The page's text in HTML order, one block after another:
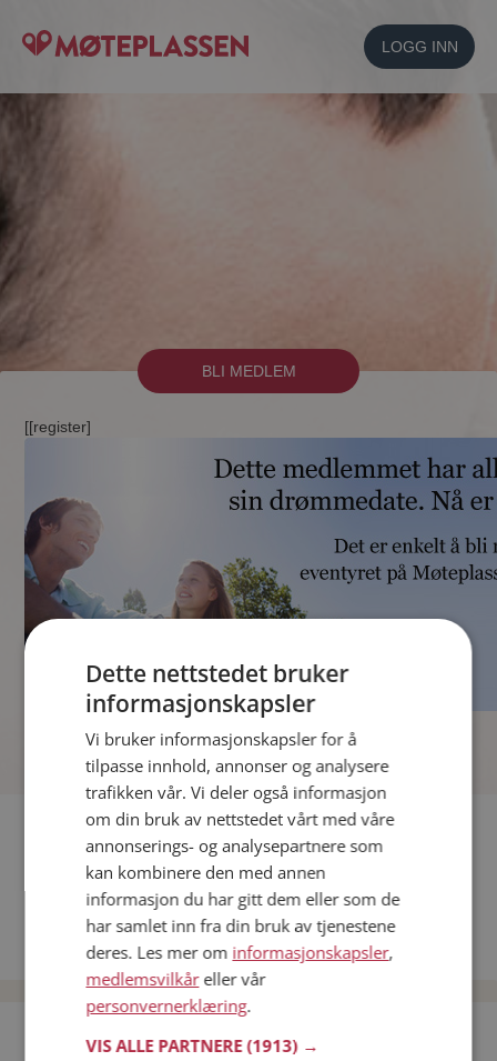
LOGG INN
BLI MEDLEM
[[register]
Fler single
Date menn i Norge
Date kvinner i Norge
Bli medlem gratis!
Dette nettstedet bruker
informasjonskapsler
Vi bruker informasjonskapsler for å
tilpasse innhold, annonser og analysere
trafikken vår. Vi deler også informasjon
om din bruk av nettstedet vårt med våre
annonserings- og analysepartnere som
kan kombinere den med annen
informasjon du har gitt dem eller som de
har samlet inn fra din bruk av tjenestene
deres. Les mer om informasjonskapsler,
medlemsvilkåreller vår
personvernerklæring.
VIS ALLE PARTNERE(1913) →